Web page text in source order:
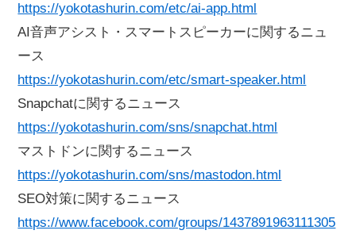
https://yokotashurin.com/etc/ai-app.html
AI音声アシスト・スマートスピーカーに関するニュ
ース
https://yokotashurin.com/etc/smart-speaker.html
Snapchatに関するニュース
https://yokotashurin.com/sns/snapchat.html
マストドンに関するニュース
https://yokotashurin.com/sns/mastodon.html
SEO対策に関するニュース
https://www.facebook.com/groups/1437891963111305